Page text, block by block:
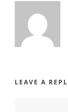
LEAVE A